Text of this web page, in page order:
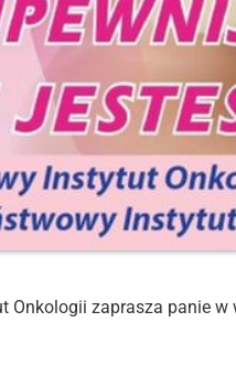
Onkologii zaprasza panie